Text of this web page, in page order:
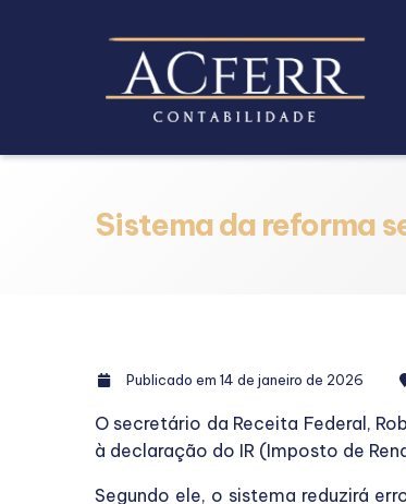
Sistema da reforma
Publicado em 14 de janeiro de 2026
O secretário da Receita Federal,
à declaração do IR (Imposto de
Segundo ele, o sistema reduzirá